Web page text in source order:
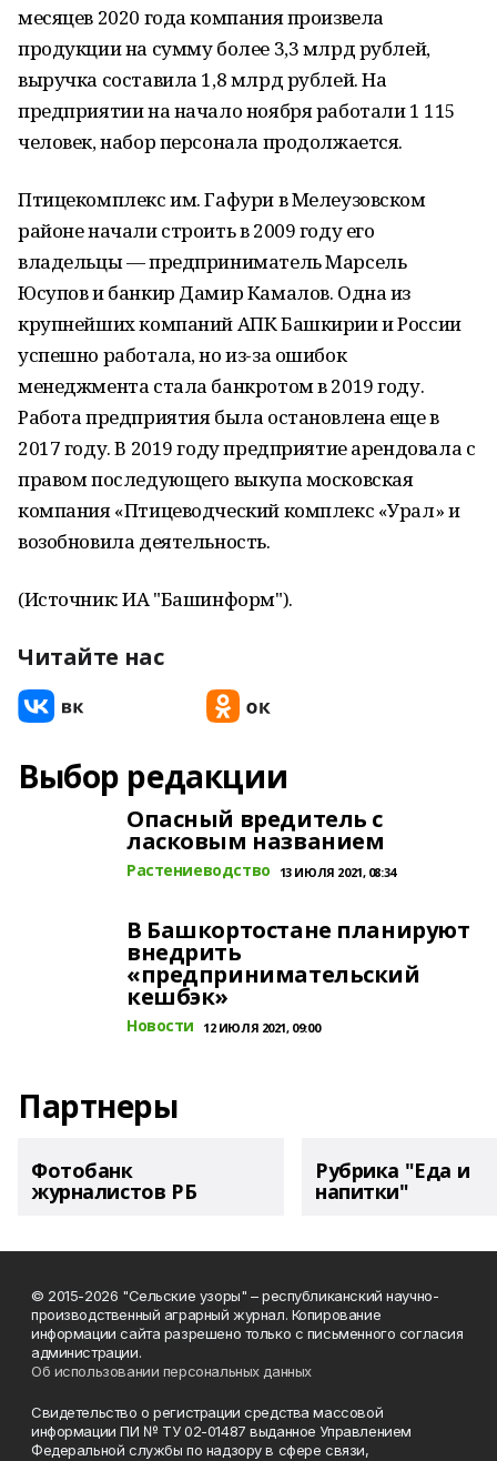
месяцев 2020 года компания произвела
продукции на сумму более 3,3 млрд рублей,
выручка составила 1,8 млрд рублей. На
предприятии на начало ноября работали 1 115
человек, набор персонала продолжается.
Птицекомплекс им. Гафури в Мелеузовском
районе начали строить в 2009 году его
владельцы — предприниматель Марсель
Юсупов и банкир Дамир Камалов. Одна из
крупнейших компаний АПК Башкирии и России
успешно работала, но из-за ошибок
менеджмента стала банкротом в 2019 году.
Работа предприятия была остановлена еще в
2017 году. В 2019 году предприятие арендовала с
правом последующего выкупа московская
компания «Птицеводческий комплекс «Урал» и
возобновила деятельность.
(Источник: ИА "Башинформ").
Читайте нас
Выбор редакции
Опасный вредитель с
ласковым названием
Растениеводство 13 ИЮЛЯ 2021, 08:34
В Башкортостане планируют
внедрить
«предпринимательский
кешбэк»
Новости 12 ИЮЛЯ 2021, 09:00
Партнеры
Фотобанк
журналистов РБ
Рубрика "Еда и
напитки"
© 2015-2026 "Сельские узоры" – республиканский научно-
производственный аграрный журнал. Копирование
информации сайта разрешено только с письменного согласия
администрации.
Об использовании персональных данных
Свидетельство о регистрации средства массовой
информации ПИ № ТУ 02-01487 выданное Управлением
Федеральной службы по надзору в сфере связи,